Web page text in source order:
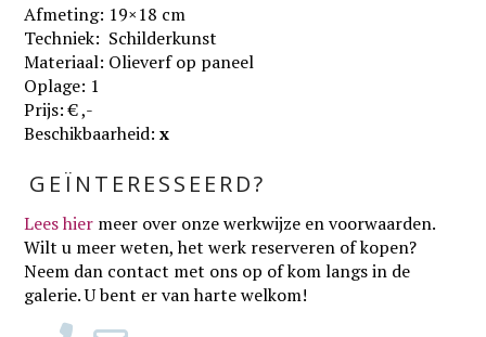
Afmeting: 19×18 cm
Techniek: Schilderkunst
Materiaal: Olieverf op paneel
Oplage: 1
Prijs: € ,-
Beschikbaarheid: x
GEÏNTERESSEERD?
Lees hier meer over onze werkwijze en voorwaarden.
Wilt u meer weten, het werk reserveren of kopen?
Neem dan contact met ons op of kom langs in de
galerie. U bent er van harte welkom!